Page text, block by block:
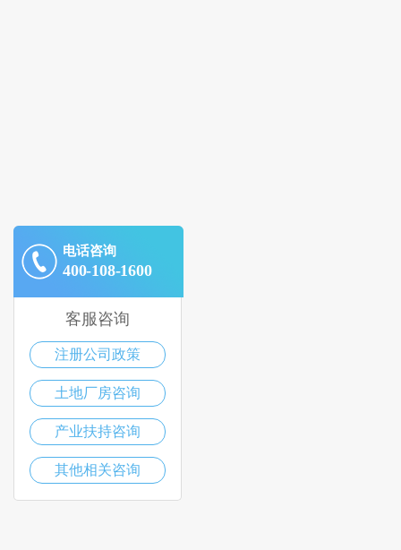
电话咨询
400-108-1600
客服咨询
注册公司政策
土地厂房咨询
产业扶持咨询
其他相关咨询